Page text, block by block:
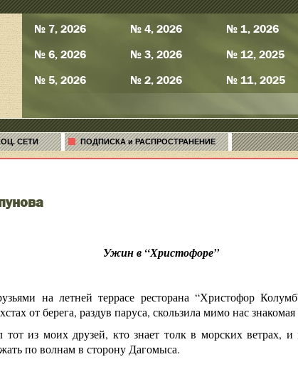
№ 7, 2026
№ 6, 2026
№ 5, 2026
№ 4, 2026
№ 3, 2026
№ 2, 2026
№ 1, 2026
№ 12, 2025
№ 11, 2025
СЕТИ ПОДПИСКА и РАСПРОСТРАНЕНИЕ
Ужин в “Христофоре”
на летней террасе ресторана “Христофор
от берега, раздув паруса, скользила мимо нас знакомая
из моих друзей, кто знает толк в морских ветрах, и
по волнам в сторону Дагомыса.